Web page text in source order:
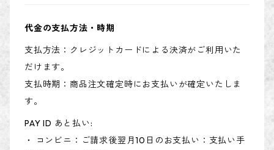
代金の支払方法・時期
支払方法：クレジットカードによる決済がご利用いた
だけます。
支払時期：商品注文確定時にお支払いが確定いたしま
す。
PAY ID あと払い:
・ コンビニ：ご請求後翌月10日のお支払い：支払い手